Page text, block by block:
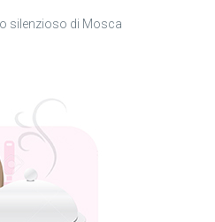
silenzioso di Mosca